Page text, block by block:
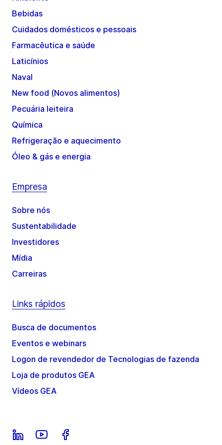
Bebidas
Cuidados domésticos e pessoais
Farmacêutica e saúde
Laticínios
Naval
New food (Novos alimentos)
Pecuária leiteira
Química
Refrigeração e aquecimento
Óleo & gás e energia
Empresa
Sobre nós
Sustentabilidade
Investidores
Mídia
Carreiras
Links rápidos
Busca de documentos
Eventos e webinars
Logon de revendedor de Tecnologias de fazenda
Loja de produtos GEA
Vídeos GEA